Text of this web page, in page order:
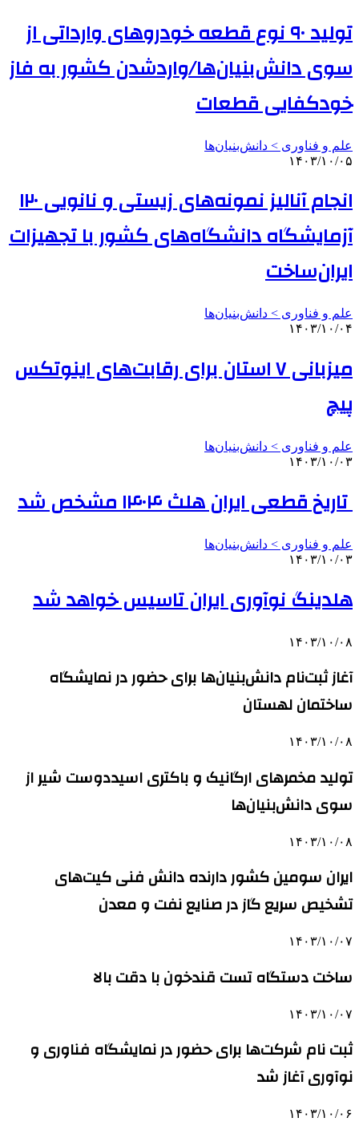
تولید ۹۰ نوع قطعه خودروهای وارداتی از
سوی دانش‌بنیان‌ها/واردشدن کشور به فاز
خودکفایی قطعات
علم و فناوری‌ > دانش‌بنیان‌ها
۱۴۰۳/۱۰/۰۵
انجام آنالیز نمونه‌های زیستی و نانویی ۱۲۰
آزمایشگاه دانشگاه‌های کشور با تجهیزات
ایران‌ساخت
علم و فناوری‌ > دانش‌بنیان‌ها
۱۴۰۳/۱۰/۰۴
میزبانی ۷ استان برای رقابت‌های اینوتکس
پیچ
علم و فناوری‌ > دانش‌بنیان‌ها
۱۴۰۳/۱۰/۰۳
تاریخ قطعی ایران هلث ۱۴۰۴ مشخص شد
علم و فناوری‌ > دانش‌بنیان‌ها
۱۴۰۳/۱۰/۰۳
هلدینگ نوآوری ایران تاسیس خواهد شد
۱۴۰۳/۱۰/۰۸
آغاز ثبت‌نام دانش‌بنیان‌ها برای حضور در نمایشگاه
ساختمان لهستان
۱۴۰۳/۱۰/۰۸
تولید مخمرهای ارگانیک و باکتری اسیددوست شیر از
سوی دانش‌بنیان‌ها
۱۴۰۳/۱۰/۰۸
ایران سومین کشور دارنده دانش فنی کیت‌های
تشخیص سریع گاز در صنایع نفت و معدن
۱۴۰۳/۱۰/۰۷
ساخت دستگاه تست قندخون با دقت بالا
۱۴۰۳/۱۰/۰۷
ثبت نام شرکت‌ها برای حضور در نمایشگاه فناوری و
نوآوری آغاز شد
۱۴۰۳/۱۰/۰۶